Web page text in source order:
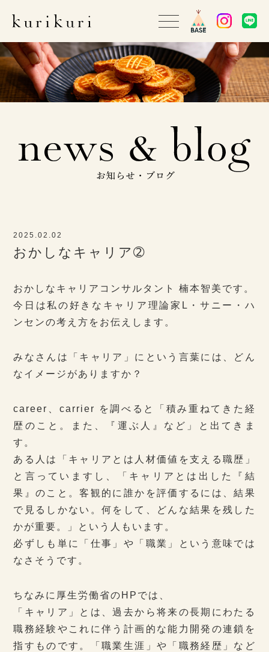
2025.02.02
おかしなキャリア➁
おかしなキャリアコンサルタント 楠本智美です。
今日は私の好きなキャリア理論家L・サニー・ハ
ンセンの考え方をお伝えします。
みなさんは「キャリア」にという言葉には、どん
なイメージがありますか？
career、carrier を調べると「積み重ねてきた経
歴のこと。また、『運ぶ人』など」と出てきま
す。
ある人は「キャリアとは人材価値を支える職歴」
と言っていますし、「キャリアとは出した『結
果』のこと。客観的に誰かを評価するには、結果
で見るしかない。何をして、どんな結果を残した
かが重要。」という人もいます。
必ずしも単に「仕事」や「職業」という意味では
なさそうです。
ちなみに厚生労働省のHPでは、
「キャリア」とは、過去から将来の長期にわたる
職務経験やこれに伴う計画的な能力開発の連鎖を
指すものです。「職業生涯」や「職務経歴」など